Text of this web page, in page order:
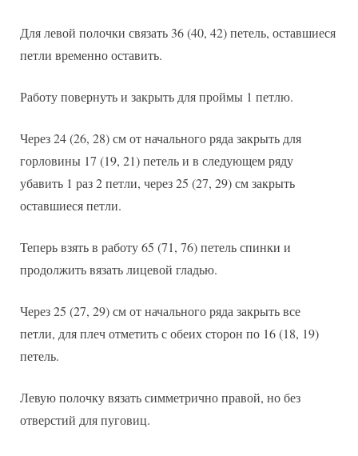
Для левой полочки связать 36 (40, 42) петель, оставшиеся
петли временно оставить.
Работу повернуть и закрыть для проймы 1 петлю.
Через 24 (26, 28) см от начального ряда закрыть для
горловины 17 (19, 21) петель и в следующем ряду
убавить 1 раз 2 петли, через 25 (27, 29) см закрыть
оставшиеся петли.
Теперь взять в работу 65 (71, 76) петель спинки и
продолжить вязать лицевой гладью.
Через 25 (27, 29) см от начального ряда закрыть все
петли, для плеч отметить с обеих сторон по 16 (18, 19)
петель.
Левую полочку вязать симметрично правой, но без
отверстий для пуговиц.